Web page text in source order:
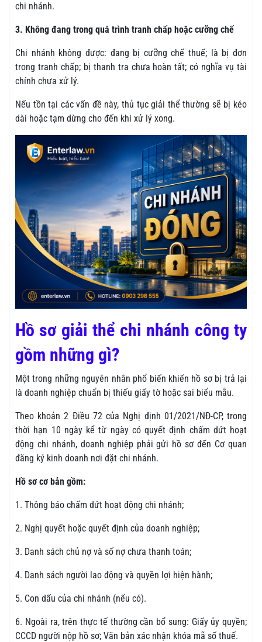
chi nhánh.
3. Không đang trong quá trình tranh chấp hoặc cưỡng chế
Chi nhánh không được: đang bị cưỡng chế thuế; là bị đơn
trong tranh chấp; bị thanh tra chưa hoàn tất; có nghĩa vụ tài
chính chưa xử lý.
Nếu tồn tại các vấn đề này, thủ tục giải thể thường sẽ bị kéo
dài hoặc tạm dừng cho đến khi xử lý xong.
Hồ sơ giải thể chi nhánh công ty
gồm những gì?
Một trong những nguyên nhân phổ biến khiến hồ sơ bị trả lại
là doanh nghiệp chuẩn bị thiếu giấy tờ hoặc sai biểu mẫu.
Theo khoản 2 Điều 72 của Nghị định 01/2021/NĐ-CP, trong
thời hạn 10 ngày kể từ ngày có quyết định chấm dứt hoạt
động chi nhánh, doanh nghiệp phải gửi hồ sơ đến Cơ quan
đăng ký kinh doanh nơi đặt chi nhánh.
Hồ sơ cơ bản gồm:
1. Thông báo chấm dứt hoạt động chi nhánh;
2. Nghị quyết hoặc quyết định của doanh nghiệp;
3. Danh sách chủ nợ và số nợ chưa thanh toán;
4. Danh sách người lao động và quyền lợi hiện hành;
5. Con dấu của chi nhánh (nếu có).
6. Ngoài ra, trên thực tế thường cần bổ sung: Giấy ủy quyền;
CCCD người nộp hồ sơ; Văn bản xác nhận khóa mã số thuế.